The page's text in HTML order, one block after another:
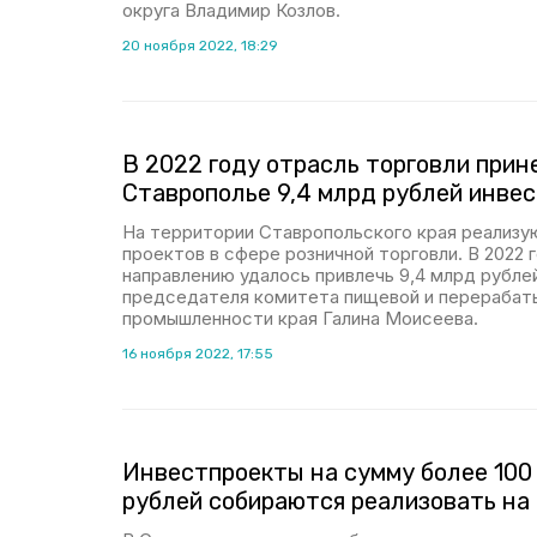
округа Владимир Козлов.
20 ноября 2022, 18:29
В 2022 году отрасль торговли
Ставрополье 9,4 млрд рублей
На территории Ставропольского края
проектов в сфере розничной торговли. В 2022
направлению удалось привлечь 9,4 млрд
председателя комитета пищевой и
промышленности края Галина Моисеева.
16 ноября 2022, 17:55
Инвестпроекты на сумму более
рублей собираются реализовать